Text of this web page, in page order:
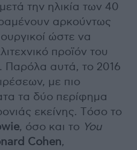
την ηλικία των 40
αρκούντως
ώστε να
προϊόν του
Παρόλα αυτά, το 2016
με πιο
τα δύο περίφημα
εκείνης. Tόσο το
, όσο και το You
Cohen,